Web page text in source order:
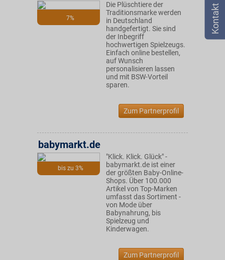
☎ 0800 - 279 25 82
7%
Die Plüschtiere der
Traditionsmarke werden
in Deutschland
handgefertigt. Sie sind
der Inbegriff
hochwertigen Spielzeugs.
Einfach online bestellen,
auf Wunsch
personalisieren lassen
und mit BSW-Vorteil
sparen.
Zum Partnerprofil
bis zu 3%
babymarkt.de
"Klick. Klick. Glück" -
babymarkt.de ist einer
der größten Baby-Online-
Shops. Über 100.000
Artikel von Top-Marken
umfasst das Sortiment -
von Mode über
Babynahrung, bis
Spielzeug und
Kinderwagen.
Zum Partnerprofil